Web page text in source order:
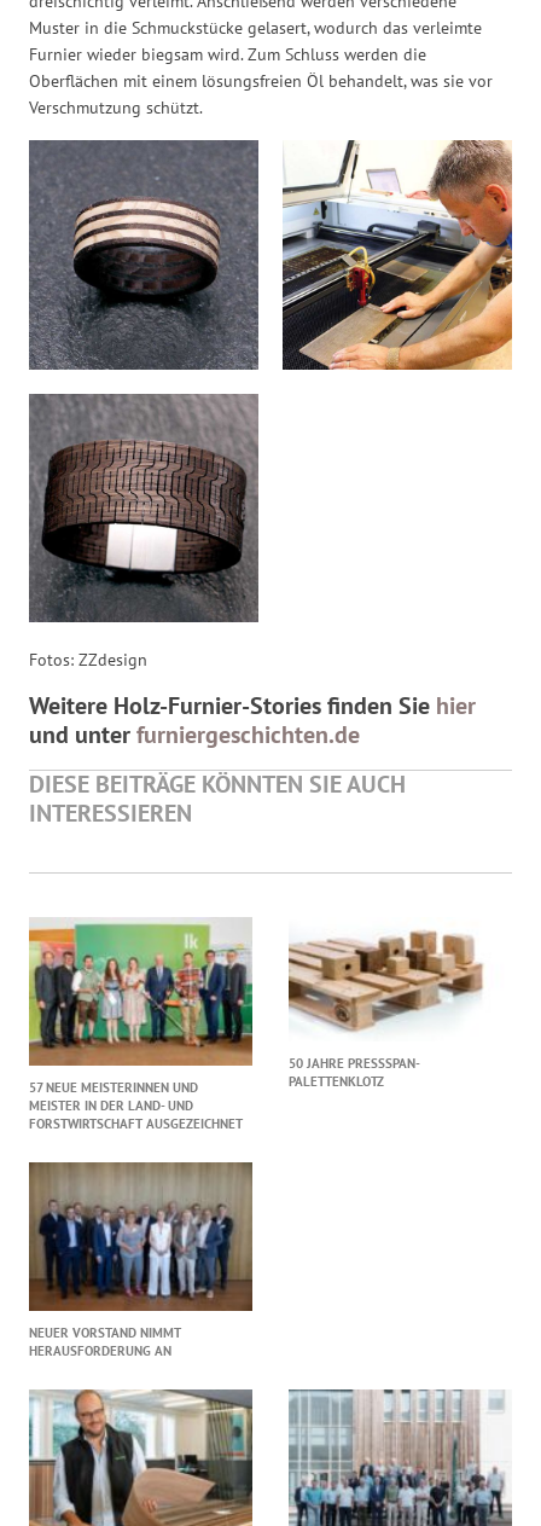
Muster in die Schmuckstücke gelasert, wodurch das verleimte
Furnier wieder biegsam wird. Zum Schluss werden die
Oberflächen mit einem lösungsfreien Öl behandelt, was sie vor
Verschmutzung schützt.
Fotos: ZZdesign
Weitere Holz-Furnier-Stories finden Sie hier
und unterfurniergeschichten.de
DIESE BEITRÄGE KÖNNTEN SIE AUCH
INTERESSIEREN
57 NEUE MEISTERINNEN UND
MEISTER IN DER LAND- UND
FORSTWIRTSCHAFT AUSGEZEICHNET
50 JAHRE PRESSSPAN-
PALETTENKLOTZ
NEUER VORSTAND NIMMT
HERAUSFORDERUNG AN